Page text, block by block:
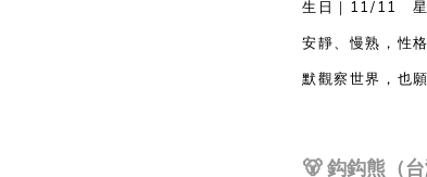
生日｜11/11
安靜、慢熟，性
默觀察世界，也
🐻 鈎鈎熊（